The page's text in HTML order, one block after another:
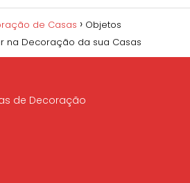
de Casas
Objetos
na Decoração da sua Casas
de Decoração